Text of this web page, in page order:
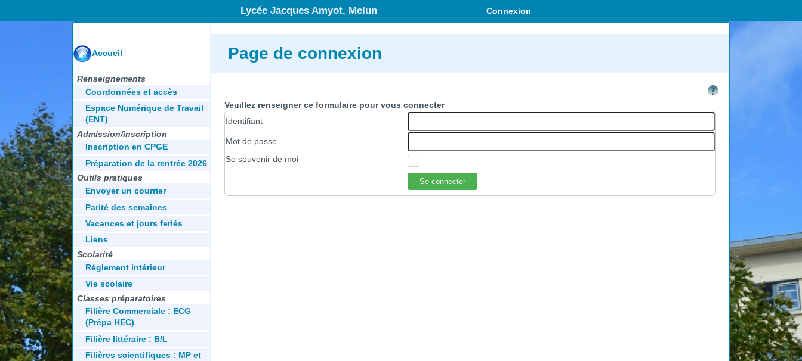
Lycée Jacques Amyot, Melun Connexion
Accueil
Renseignements
Coordonnées et accès
Espace Numérique de Travail
(ENT)
Admission/inscription
Inscription en CPGE
Préparation de la rentrée 2026
Outils pratiques
Envoyer un courrier
Parité des semaines
Vacances et jours feriés
Liens
Scolarité
Réglement intérieur
Vie scolaire
Classes préparatoires
Filière Commerciale : ECG
(Prépa HEC)
Filière littéraire : B/L
Filières scientifiques : MP et
Page de connexion
Veuillez renseigner ce formulaire pour vous connecter
Identifiant
Mot de passe
Se souvenir de moi